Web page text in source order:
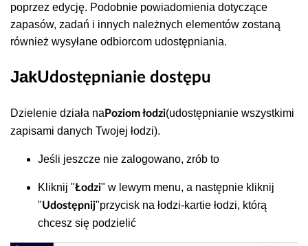
poprzez edycję. Podobnie powiadomienia dotyczące
zapasów, zadań i innych należnych elementów zostaną
również wysyłane odbiorcom udostępniania.
JakUdostępnianie dostępu
Dzielenie działa na Poziom łodzi(udostępnianie wszystkimi
zapisami danych Twojej łodzi).
Jeśli jeszcze nie zalogowano, zrób to
Kliknij "Łodzi" w lewym menu, a następnie kliknij
"Udostępnij"przycisk na łodzi-kartie łodzi, którą
chcesz się podzielić